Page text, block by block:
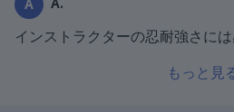
A
インストラクターの忍耐強さには
もっと見